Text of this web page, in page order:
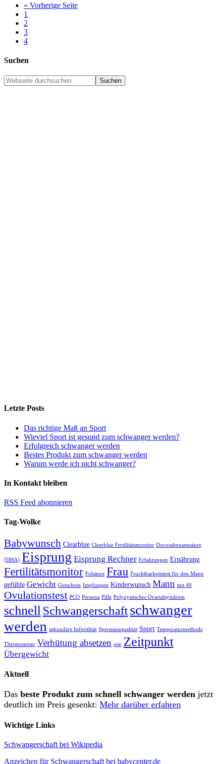
« Vorherige Seite
1
2
3
4
Suchen
Letzte Posts
Das richtige Maß an Sport
Wieviel Sport ist gesund zum schwanger werden?
Erfolgreich schwanger werden
Bestes Produkt zum schwanger werden
Warum werde ich nicht schwanger?
In Kontakt bleiben
RSS Feed abonnieren
Tag-Wolke
Babywunsch Clearblue Clearblue Fertilitätsmonitor Docosahexaensäure
(DHA) Eisprung Eisprung Rechner Erfahrungen Ernährung
Fertilitätsmonitor Folsäure Frau Fruchtbarkeitstest für den Mann
gefühle Gewicht Gutschein Impfungen Kinderwunsch Mann mit 40
Ovulationstest PCO Persona Pille Polyzystisches Ovarialsyndrom
schnell Schwangerschaftschwanger
werden sekundäre Infertilität Spermienqualität Sport Temperaturmethode
Thermometer Verhütung absetzen wie Zeitpunkt
Übergewicht
Aktuell
Das beste Produkt zum schnell schwanger werden jetzt
deutlich im Preis gesenkt: Mehr darüber erfahren
Wichtige Links
Schwangerschaft bei Wikipedia
Anzeichen für Schwangerschaft bei babycenter.de